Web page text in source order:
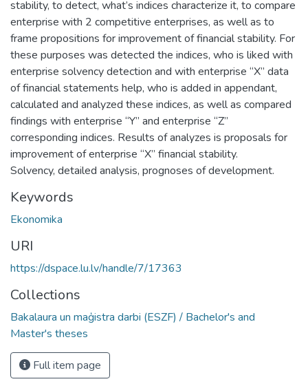
stability, to detect, what’s indices characterize it, to compare
enterprise with 2 competitive enterprises, as well as to
frame propositions for improvement of financial stability. For
these purposes was detected the indices, who is liked with
enterprise solvency detection and with enterprise “X” data
of financial statements help, who is added in appendant,
calculated and analyzed these indices, as well as compared
findings with enterprise “Y” and enterprise “Z”
corresponding indices. Results of analyzes is proposals for
improvement of enterprise “X” financial stability.
Solvency, detailed analysis, prognoses of development.
Keywords
Ekonomika
URI
https://dspace.lu.lv/handle/7/17363
Collections
Bakalaura un maģistra darbi (ESZF) / Bachelor's and
Master's theses
Full item page